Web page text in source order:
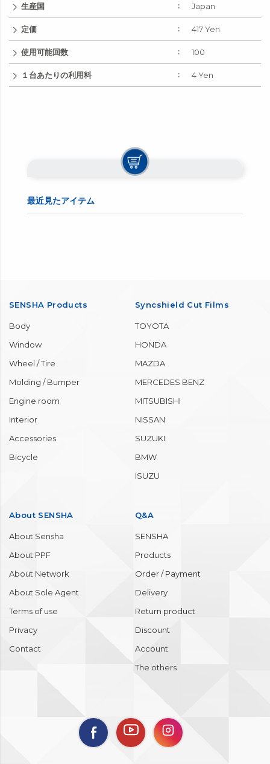
生産国 Japan
定価 417 Yen
使用可能回数 100
１台あたりの利用料 4 Yen
最近見たアイテム
SENSHA Products
Body
Window
Wheel / Tire
Molding / Bumper
Engine room
Interior
Accessories
Bicycle
Syncshield Cut Films
TOYOTA
HONDA
MAZDA
MERCEDES BENZ
MITSUBISHI
NISSAN
SUZUKI
BMW
ISUZU
About SENSHA
About Sensha
About PPF
About Network
About Sole Agent
Terms of use
Privacy
Contact
Q&A
SENSHA
Products
Order / Payment
Delivery
Return product
Discount
Account
The others